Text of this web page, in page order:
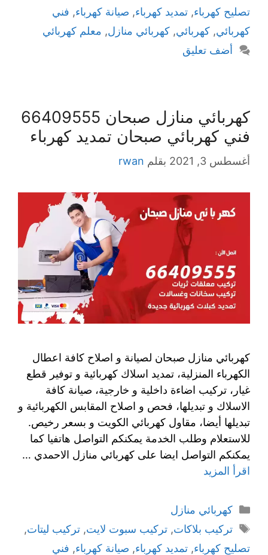
تصليح كهرباء, تمديد كهرباء, صيانة كهرباء, فني
كهربائي, كهربائي, كهربائي منازل, معلم كهربائي
أضف تعليق
كهربائي منازل صبحان 66409555
فني كهربائي صبحان تمديد كهرباء
أغسطس 3, 2021 بقلم rwan
كهربائي منازل صبحان لصيانة و اصلاح كافة اعطال
الكهرباء المنزلية، تمديد اسلاك كهربائية و توفير قطع
غيار، تركيب اضاءة داخلية و خارجية، صيانة كافة
الاسلاك و تبديلها، فحص و اصلاح المقابس الكهربائية و
تبديلها أيضا، مقاول كهربائي الكويت و بسعر رخيص.
للاستعلام وطلب الخدمة يمكنكم التواصل هاتفيا كما
يمكنكم التواصل ايضا على كهربائي منازل الاحمدي …
اقرأ المزيد
كهربائي منازل
تركيب بلاكات, تركيب سبوت لايت, تركيب ليتات,
تصليح كهرباء, تمديد كهرباء, صيانة كهرباء, فني